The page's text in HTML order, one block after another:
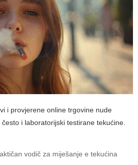
i provjerene online trgovine nude
i laboratorijski testirane tekućine.
vodič za miješanje e tekućina